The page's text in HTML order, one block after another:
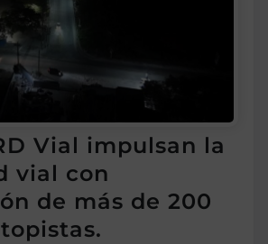
Vial impulsan la
vial con
de más de 200